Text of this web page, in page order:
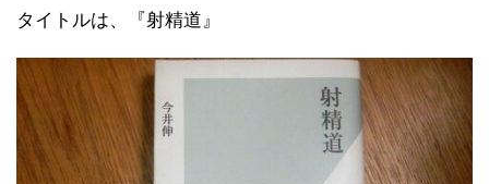
タイトルは、『射精道』